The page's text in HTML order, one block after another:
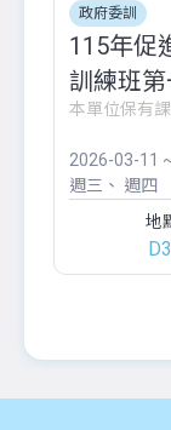
政府委訓
115年促
訓練班
本單位保有
2026-03-11
週三
週四
地